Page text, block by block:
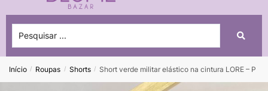
Início / Roupas / Shorts / Short verde militar elástico na cintura LORE – P